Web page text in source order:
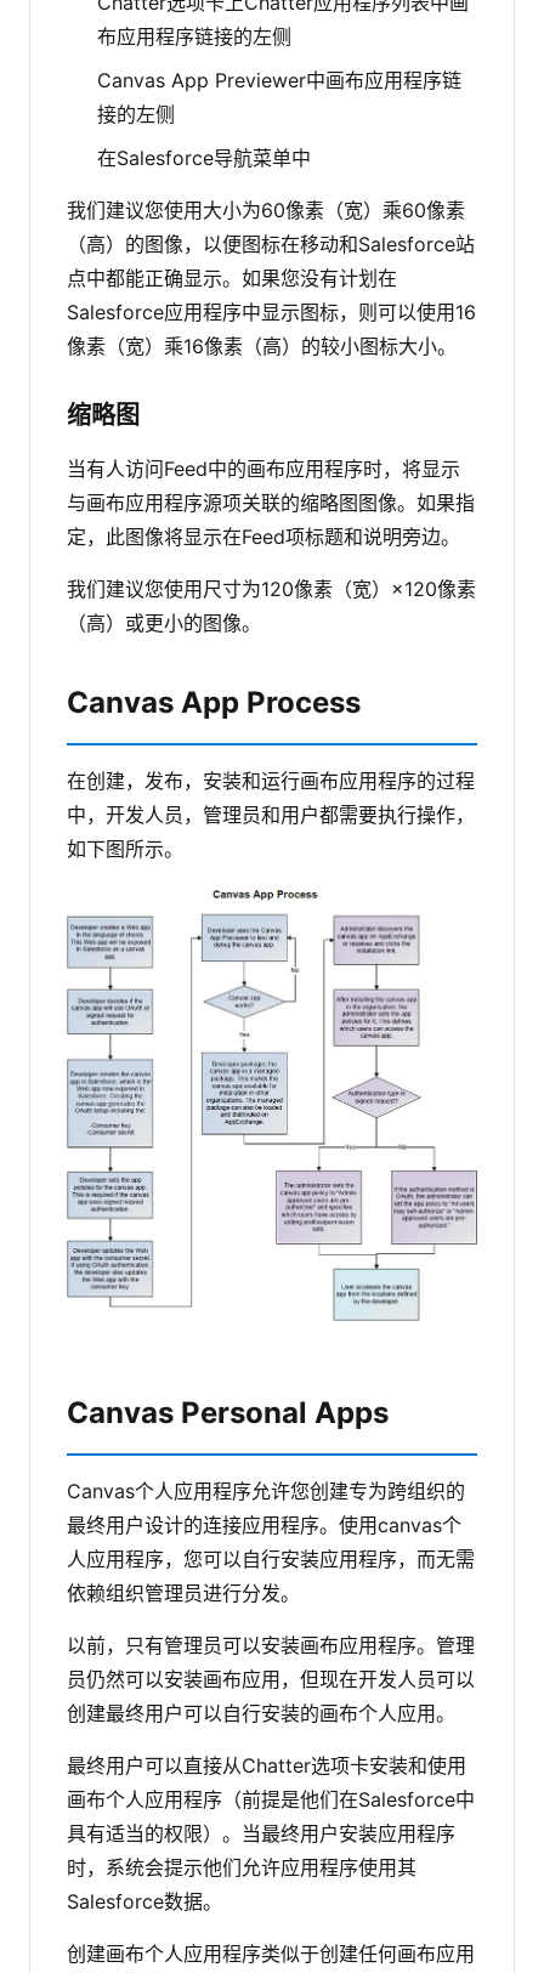
布应用程序链接的左侧
Canvas App Previewer中画布应用程序链
接的左侧
在Salesforce导航菜单中
我们建议您使用大小为60像素（宽）乘60像素
（高）的图像，以便图标在移动和Salesforce站
点中都能正确显示。如果您没有计划在
Salesforce应用程序中显示图标，则可以使用16
像素（宽）乘16像素（高）的较小图标大小。
缩略图
当有人访问Feed中的画布应用程序时，将显示
与画布应用程序源项关联的缩略图图像。如果指
定，此图像将显示在Feed项标题和说明旁边。
我们建议您使用尺寸为120像素（宽）×120像素
（高）或更小的图像。
Canvas App Process
在创建，发布，安装和运行画布应用程序的过程
中，开发人员，管理员和用户都需要执行操作，
如下图所示。
Canvas Personal Apps
Canvas个人应用程序允许您创建专为跨组织的
最终用户设计的连接应用程序。使用canvas个
人应用程序，您可以自行安装应用程序，而无需
依赖组织管理员进行分发。
以前，只有管理员可以安装画布应用程序。管理
员仍然可以安装画布应用，但现在开发人员可以
创建最终用户可以自行安装的画布个人应用。
最终用户可以直接从Chatter选项卡安装和使用
画布个人应用程序（前提是他们在Salesforce中
具有适当的权限）。当最终用户安装应用程序
时，系统会提示他们允许应用程序使用其
Salesforce数据。
创建画布个人应用程序类似于创建任何画布应用